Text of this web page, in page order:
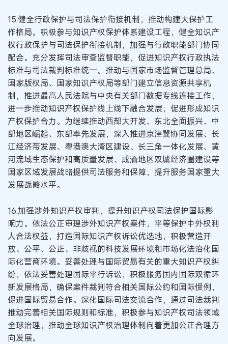
15.健全行政保护与司法保护衔接机制，推动构建大保护工
作格局。积极参与知识产权保护体系建设工程，健全知识产
权行政保护与司法保护衔接机制，加强与行政职能部门协同
配合。充分发挥司法审查监督职能，促进知识产权行政执法
标准与司法裁判标准统一。推动与国家市场监督管理总局、
国家版权局、国家知识产权局等部门建立信息资源共享机
制，推进最高人民法院与中央有关部门数据专线连接工作，
进一步推动知识产权保护线上线下融合发展，促进形成知识
产权保护合力。为继续推动西部大开发、东北全面振兴、中
部地区崛起、东部率先发展，深入推进京津冀协同发展、长
江经济带发展、粤港澳大湾区建设、长三角一体化发展、黄
河流域生态保护和高质量发展、成渝地区双城经济圈建设等
国家区域发展战略提供司法服务和保障，提升服务国家重大
发展战略水平。
16.加强涉外知识产权审判，提升知识产权司法保护国际影
响力。依法公正审理涉外知识产权案件，平等保护中外权利
人合法权益，打造国际知识产权诉讼优选地，积极营造开
放、公平、公正、非歧视的科技发展环境和市场化法治化国
际化营商环境。妥善处理与国际贸易有关的重大知识产权纠
纷，依法妥善处理国际平行诉讼，积极服务国内国际双循环
新发展格局，确保案件裁判符合相关国际公约和国际惯例，
促进国际贸易合作。深化国际司法交流合作，通过司法裁判
推动完善相关国际规则和标准，积极参与知识产权司法领域
全球治理，推动全球知识产权治理体制向着更加公正合理方
向发展。